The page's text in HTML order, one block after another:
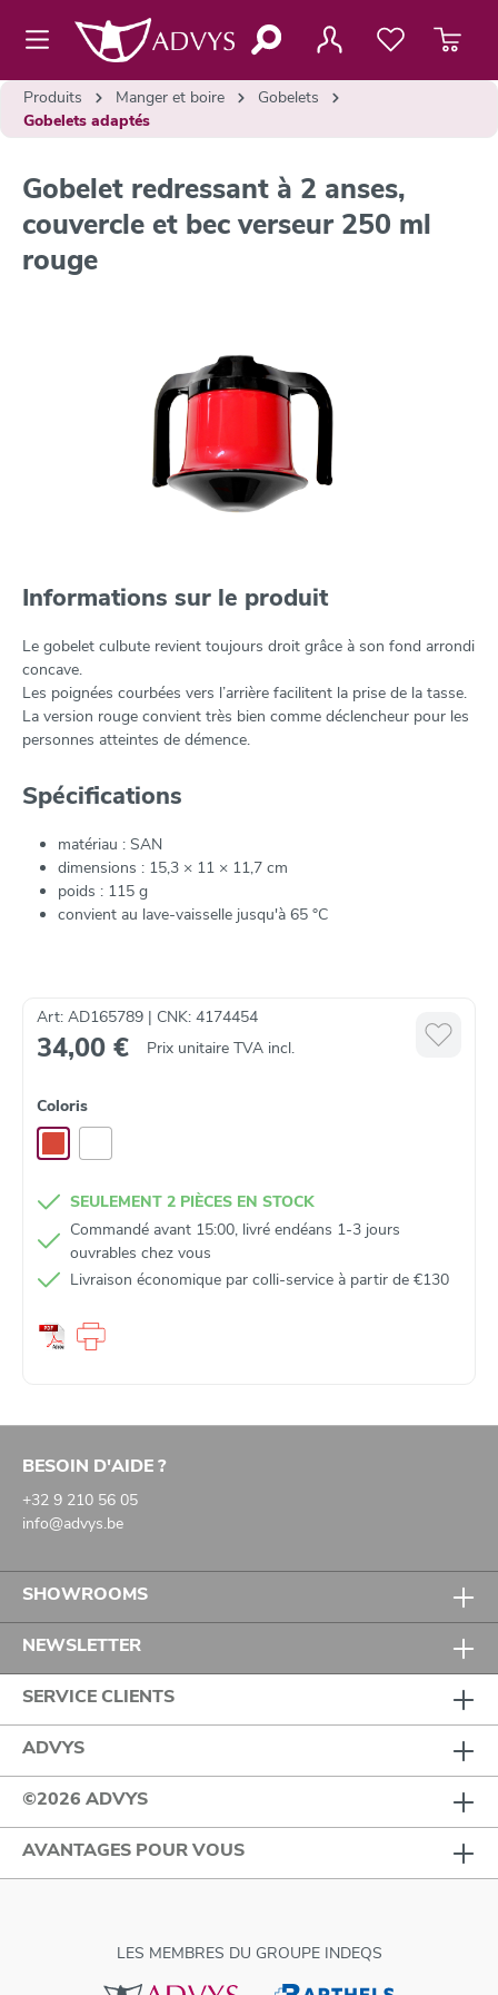
principal
Produits Manger et boire
Gobelets
Gobelets adaptés
Gobelet redressant à 2 anses,
couvercle et bec verseur 250 ml
rouge
Informations sur le produit
Le gobelet culbute revient toujours droit grâce à son fond arrondi
concave.
Les poignées courbées vers l’arrière facilitent la prise de la tasse.
La version rouge convient très bien comme déclencheur pour les
personnes atteintes de démence.
Spécifications
matériau : SAN
dimensions : 15,3 × 11 × 11,7 cm
poids : 115 g
convient au lave-vaisselle jusqu'à 65 °C
Art: AD165789 | CNK: 4174454
34,00 € Prix unitaire TVA incl.
Coloris
SEULEMENT 2 PIÈCES EN STOCK
Commandé avant 15:00, livré endéans 1-3 jours
ouvrables chez vous
Livraison économique par colli‑service à partir de €130
BESOIN D'AIDE ?
+32 9 210 56 05
info@advys.be
SHOWROOMS
NEWSLETTER
SERVICE CLIENTS
ADVYS
©2026 ADVYS
AVANTAGES POUR VOUS
LES MEMBRES DU GROUPE INDEQS